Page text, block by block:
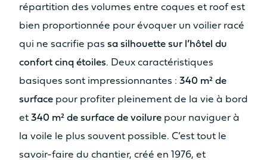
répartition des volumes entre coques et roof est
bien proportionnée pour évoquer un voilier racé
qui ne sacrifie pas sa silhouette sur l’hôtel du
confort cinq étoiles. Deux caractéristiques
basiques sont impressionnantes : 340 m² de
surface pour profiter pleinement de la vie à bord
et 340 m² de surface de voilure pour naviguer à
la voile le plus souvent possible. C’est tout le
savoir-faire du chantier, créé en 1976, et
DÉPLACEMENT LÈGE
12.4T 14.4T
RÉSERVOIR EAU DOUCE
2 x 300L
RÉSERVOIR GASOIL